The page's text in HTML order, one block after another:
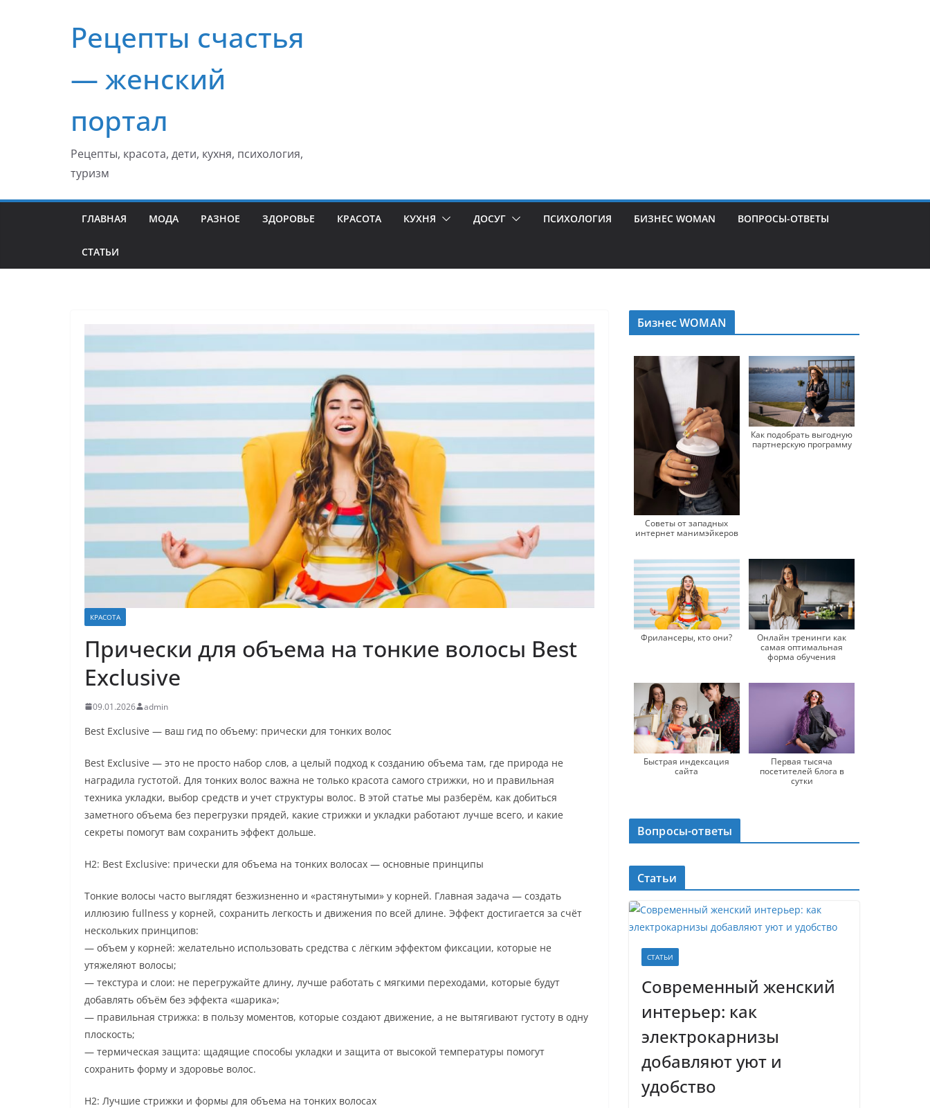
содержимомуРецепты счастья
— женский
портал
Рецепты, красота, дети, кухня, психология,
туризм
ГЛАВНАЯ МОДА РАЗНОЕ ЗДОРОВЬЕ КРАСОТА КУХНЯ ДОСУГ ПСИХОЛОГИЯ БИЗНЕС WOMAN ВОПРОСЫ-ОТВЕТЫ
СТАТЬИ
КРАСОТА
Прически для объема на тонкие волосы Best
Exclusive
09.01.2026 admin
Best Exclusive — ваш гид по объему: прически для тонких волос
Best Exclusive — это не просто набор слов, а целый подход к созданию объема там, где природа не
наградила густотой. Для тонких волос важна не только красота самого стрижки, но и правильная
техника укладки, выбор средств и учет структуры волос. В этой статье мы разберём, как добиться
заметного объема без перегрузки прядей, какие стрижки и укладки работают лучше всего, и какие
секреты помогут вам сохранить эффект дольше.
H2: Best Exclusive: прически для объема на тонких волосах — основные принципы
Тонкие волосы часто выглядят безжизненно и «растянутыми» у корней. Главная задача — создать
иллюзию fullness у корней, сохранить легкость и движения по всей длине. Эффект достигается за счёт
нескольких принципов:
— объем у корней: желательно использовать средства с лёгким эффектом фиксации, которые не
утяжеляют волосы;
— текстура и слои: не перегружайте длину, лучше работать с мягкими переходами, которые будут
добавлять объём без эффекта «шарика»;
— правильная стрижка: в пользу моментов, которые создают движение, а не вытягивают густоту в одну
плоскость;
— термическая защита: щадящие способы укладки и защита от высокой температуры помогут
сохранить форму и здоровье волос.
H2: Лучшие стрижки и формы для объема на тонких волосах
Бизнес WOMAN
Советы от западных
интернет манимэйкеров
Как подобрать выгодную
партнерскую программу
Фрилансеры, кто они?
Онлайн тренинги как
самая оптимальная
форма обучения
Быстрая индексация
сайта
Первая тысяча
посетителей блога в
сутки
Вопросы-ответы
Статьи
СТАТЬИ
Современный женский
интерьер: как
электрокарнизы
добавляют уют и
удобство